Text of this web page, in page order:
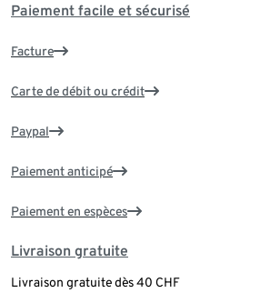
Paiement facile et sécurisé
Facture
Carte de débit ou crédit
Paypal
Paiement anticipé
Paiement en espèces
Livraison gratuite
Livraison gratuite dès 40 CHF